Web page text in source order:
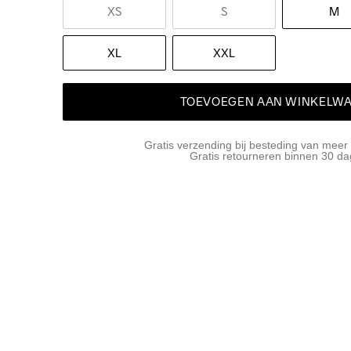
XS S M
XL XXL
TOEVOEGEN AAN
Gratis verzending bij besteding van meer
Gratis retourneren binnen 30